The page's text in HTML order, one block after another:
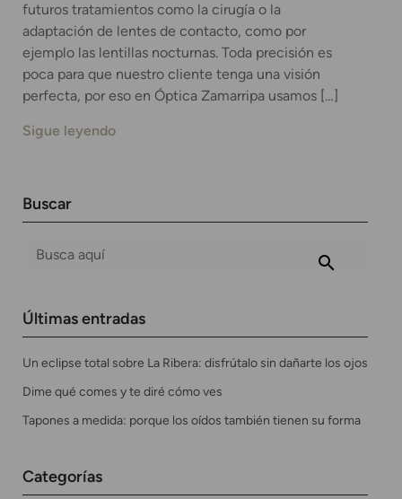
futuros tratamientos como la cirugía o la
adaptación de lentes de contacto, como por
ejemplo las lentillas nocturnas. Toda precisión es
poca para que nuestro cliente tenga una visión
perfecta, por eso en Óptica Zamarripa usamos […]
Sigue leyendo
Buscar
Últimas entradas
Un eclipse total sobre La Ribera: disfrútalo sin dañarte los ojos
Dime qué comes y te diré cómo ves
Tapones a medida: porque los oídos también tienen su forma
Categorías